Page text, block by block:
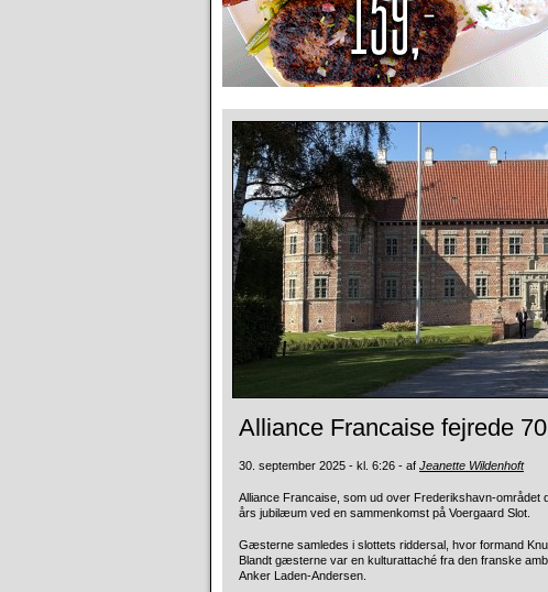
Alliance Francaise fejrede
30. september 2025 - kl. 6:26 - af Jeanette Wildenhoft
Alliance Francaise, som ud over Frederikshavn-
års jubilæum ved en sammenkomst på Voergaard Slot.
Gæsterne samledes i slottets riddersal, hvor formand
Blandt gæsterne var en kulturattaché fra den franske
Anker Laden-Andersen.